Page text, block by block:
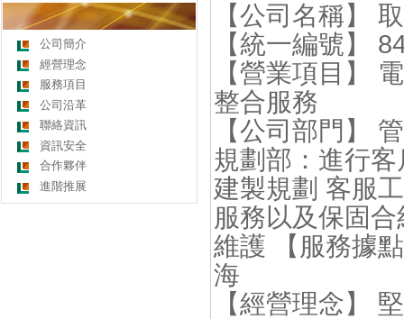
公司簡介
經營理念
服務項目
公司沿革
聯絡資訊
資訊安全
合作夥伴
進階推展
【公司名稱】
【統一編號】
【營業項目】
整合服務
【公司部門】
規劃部：進行
建製規劃 客服
服務以及保固
維護 【服務據
海
【經營理念】